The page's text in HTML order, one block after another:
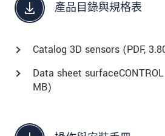
產品目錄與規格表
Catalog 3D sensors (PDF,
Data sheet
MB)